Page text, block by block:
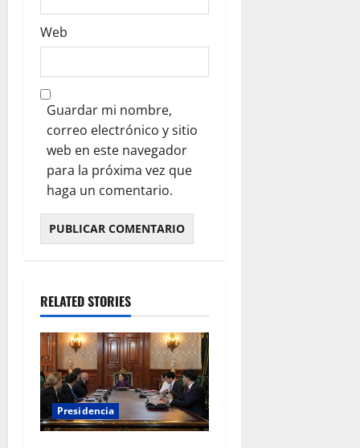
Web
Guardar mi nombre,
correo electrónico y sitio
web en este navegador
para la próxima vez que
haga un comentario.
RELATED STORIES
Presidencia